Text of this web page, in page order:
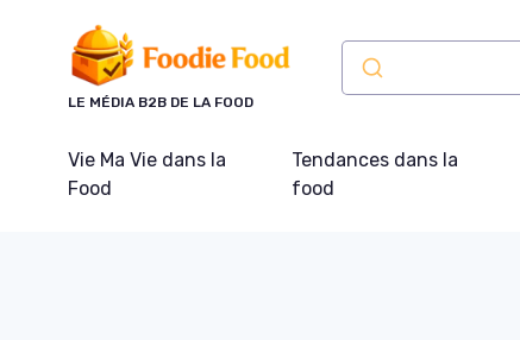
LE MÉDIA B2B DE LA FOOD
Vie Ma Vie dans la
Food
Tendances dans la
food